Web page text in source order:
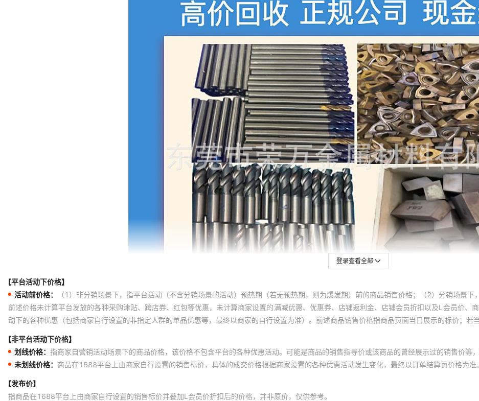
登录查看全部
【平台活动下价格】
活动前价格：
（1）非分销场景下，指平台活动（不含分销场景的活动）预热期（若无预热期，则为爆发期）前的商品销售价格；（2）分销场景
前述价格未计算平台发放的各种采购津贴、跨店券、红包等优惠，未计算商家设置的满减优惠、优惠券、店铺返利金、店铺会员折扣以及L会员价、
动下的各种优惠（包括商家自行设置的非指定人群的单品优惠等，最终以商家的自行设置为准）。前述商品销售价格指商品页面当日展示的标价；若
【非平台活动下价格】
划线价格： 指商家自营销活动场景下的商品价格，该价格不包含平台的各种优惠活动。可能是商品的销售指导价或该商品的曾经展示过的销售价等，
未划线价格： 商品在1688平台上由商家自行设置的销售标价，具体的成交价格根据商家设置的各种优惠活动发生变化，最终以订单结算页价格为准。
【发布价】
指商品在1688平台上由商家自行设置的销售标价并叠加L会员价折扣后的价格，并非原价，仅供参考。